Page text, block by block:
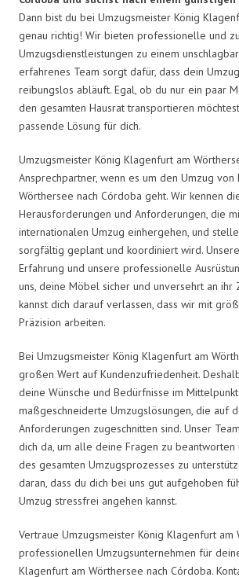
Dann bist du bei Umzugsmeister König
genau richtig! Wir bieten professionelle und
Umzugsdienstleistungen zu einem
erfahrenes Team sorgt dafür, dass dein
reibungslos abläuft. Egal, ob du nur ein paar
den gesamten Hausrat transportieren
passende Lösung für dich.
Umzugsmeister König Klagenfurt am
Ansprechpartner, wenn es um den Umzug von
Wörthersee nach Córdoba geht. Wir kennen
Herausforderungen und Anforderungen, die
internationalen Umzug einhergehen, und
sorgfältig geplant und koordiniert wird.
Erfahrung und unsere professionelle
uns, deine Möbel sicher und unversehrt an ihr
kannst dich darauf verlassen, dass wir mit
Präzision arbeiten.
Bei Umzugsmeister König Klagenfurt am
großen Wert auf Kundenzufriedenheit.
deine Wünsche und Bedürfnisse im
maßgeschneiderte Umzugslösungen, die auf
Anforderungen zugeschnitten sind. Unser
dich da, um alle deine Fragen zu beantworten
des gesamten Umzugsprozesses zu
daran, dass du dich bei uns gut aufgehoben
Umzug stressfrei angehen kannst.
Vertraue Umzugsmeister König Klagenfurt am
professionellen Umzugsunternehmen für
Klagenfurt am Wörthersee nach Córdoba.